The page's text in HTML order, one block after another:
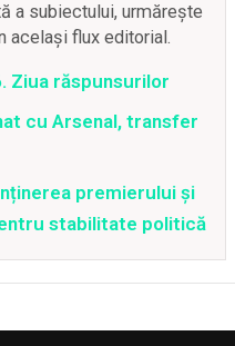
a subiectului, urmărește
același flux editorial.
Ziua răspunsurilor
cu Arsenal, transfer
premierului și
stabilitate politică